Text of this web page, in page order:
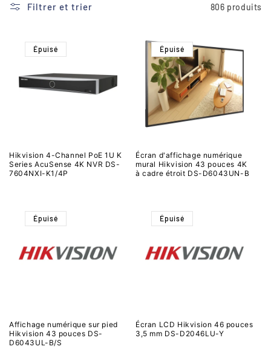
Filtrer et trier 806 produits
Épuisé
Hikvision 4-Channel PoE 1U K
Series AcuSense 4K NVR DS-
7604NXI-K1/4P
Épuisé
Écran d'affichage numérique
mural Hikvision 43 pouces 4K
à cadre étroit DS-D6043UN-B
Épuisé
Affichage numérique sur pied
Hikvision 43 pouces DS-
D6043UL-B/S
Épuisé
Écran LCD Hikvision 46 pouces
3,5 mm DS-D2046LU-Y